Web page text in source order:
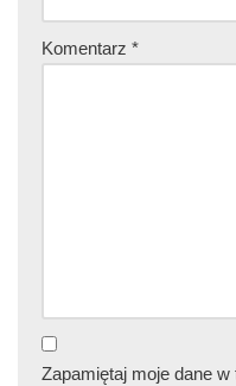
Komentarz *
Zapamiętaj moje dane